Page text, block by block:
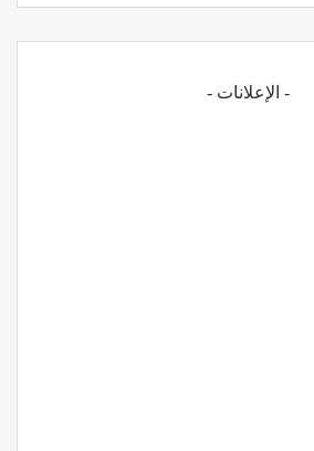
- الإعلانات -